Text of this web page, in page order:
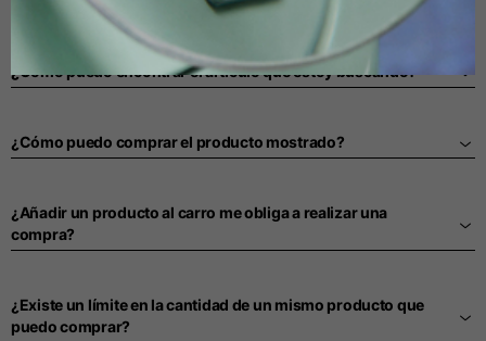
PROCESO DE COMPRA
¿Cómo puedo encontrar el artículo que estoy buscando?
¿Cómo puedo comprar el producto mostrado?
¿Añadir un producto al carro me obliga a realizar una
compra?
¿Existe un límite en la cantidad de un mismo producto que
puedo comprar?
Holandés